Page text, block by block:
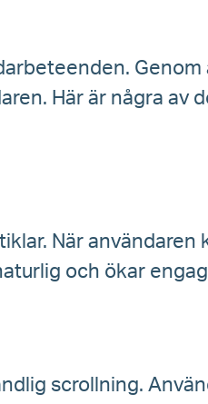
Genom
Här är några av
När användaren
och ökar
scrollning.